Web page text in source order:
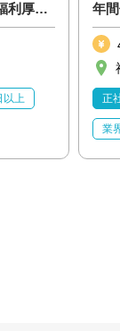
利厚生
以上
年
実
正
業